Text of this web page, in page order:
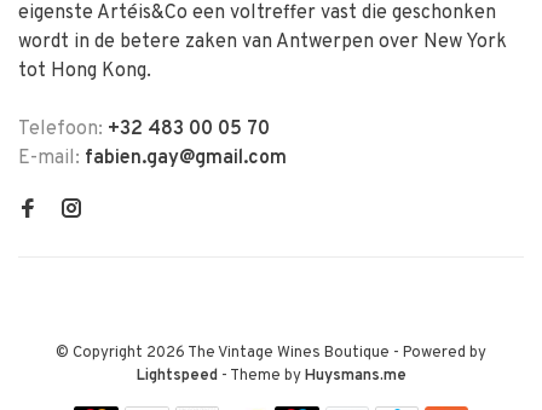
eigenste Artéis&Co een voltreffer vast die geschonken
wordt in de betere zaken van Antwerpen over New York
tot Hong Kong.
Telefoon: +32 483 00 05 70
E-mail: fabien.gay@gmail.com
© Copyright 2026 The Vintage Wines Boutique - Powered by
Lightspeed- Theme byHuysmans.me